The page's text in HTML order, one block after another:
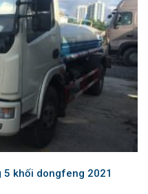
5 khối dongfeng 2021